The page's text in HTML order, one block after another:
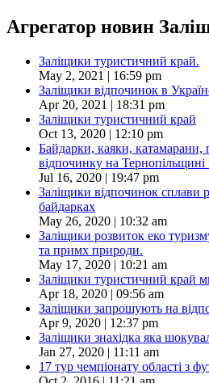
Агрегатор новин
Заліщики туристичний край.
May 2, 2021 | 16:59 pm
Заліщики відпочинок в
Apr 20, 2021 | 18:31 pm
Заліщики туристичний край
Oct 13, 2020 | 12:10 pm
Байдарки, каяки, катамарани,
відпочинку на Тернопільщині
Jul 16, 2020 | 19:47 pm
Заліщики відпочинок сплави
байдарках
May 26, 2020 | 10:32 am
Заліщики розвиток еко
та примх природи.
May 17, 2020 | 10:21 am
Заліщики туристичний край
Apr 18, 2020 | 09:56 am
Заліщики запрошують на
Apr 9, 2020 | 12:37 pm
Заліщики знахідка яка
Jan 27, 2020 | 11:11 am
17 тур чемпіонату області з